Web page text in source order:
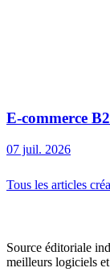
E-commerce
07 juil. 2026
Tous les articles
Source éditoriale
meilleurs logiciels